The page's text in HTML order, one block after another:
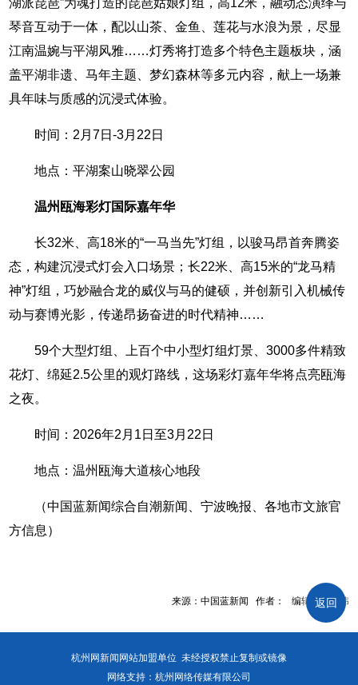
返回
湖派琵琶”为魂打造的琵琶姑娘灯组，高12米，融动态演绎与
琴音互动于一体，配以山茶、金鱼、莲花与水浪为景，尽显
江南温婉与平湖风雅……灯秀将打造多个特色主题板块，涵
盖平湖非遗、马年主题、梦幻森林等多元内容，献上一场兼
具年味与质感的沉浸式体验。
时间：2月7日-3月22日
地点：平湖案山晓翠公园
温州瓯海彩灯国际嘉年华
长32米、高18米的“一马当先”灯组，以骏马昂首奔腾姿
态，构建沉浸式灯会入口场景；长22米、高15米的“龙马精
神”灯组，巧妙融合龙的威仪与马的健硕，并创新引入机械传
动与赛博光影，传递昂扬奋进的时代精神……
59个大型灯组、上百个中小型灯组灯景、3000多件精致
花灯、绵延2.5公里的观灯路线，这场彩灯嘉年华将点亮瓯海
之夜。
时间：2026年2月1日至3月22日
地点：温州瓯海大道核心地段
（中国蓝新闻综合自潮新闻、宁波晚报、各地市文旅官
方信息）
来源：中国蓝新闻 作者： 编辑：管鹏伟
杭州网新闻网站加盟单位 未经授权禁止复制或镜像
网络支持：杭州网络传媒有限公司